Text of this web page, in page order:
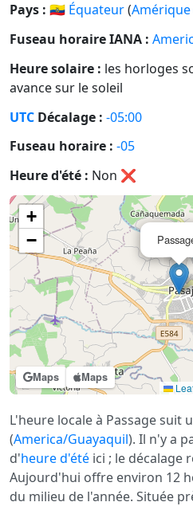
Pays : 🇪🇨 Équateur(Amérique
Fuseau horaire IANA :
Heure solaire : les horloges
avance sur le soleil
UTC Décalage : -05:00
Fuseau horaire : -05
Heure d'été : Non ❌
Maps Maps
+
−
L'heure locale à Passage suit
(America/Guayaquil). Il n'y a
d'heure d'été ici ; le décalage
Aujourd'hui offre environ 12
du milieu de l'année. Située